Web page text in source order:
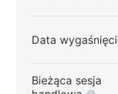
Data
Bieżąca sesja